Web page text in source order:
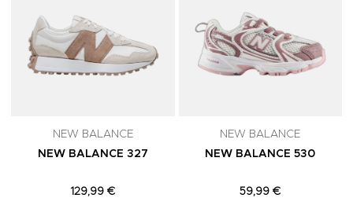
NEW BALANCE
NEW BALANCE 327
129,99 €
NEW BALANCE
NEW BALANCE 530
59,99 €